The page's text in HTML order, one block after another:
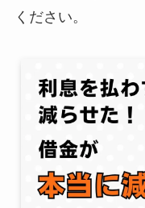
ください。